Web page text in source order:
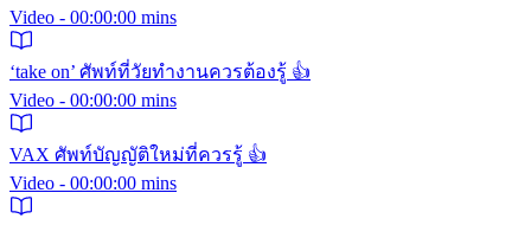
Video - 00:00:00 mins
‘take on’ ศัพท์ที่วัยทำงานควรต้องรู้ 👍
Video - 00:00:00 mins
VAX ศัพท์บัญญัติใหม่ที่ควรรู้ 👍
Video - 00:00:00 mins